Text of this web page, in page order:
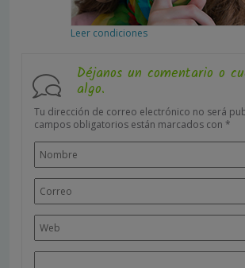
Leer condiciones
Déjanos un comentario o
algo.
Tu dirección de correo electrónico no será
campos obligatorios están marcados con *